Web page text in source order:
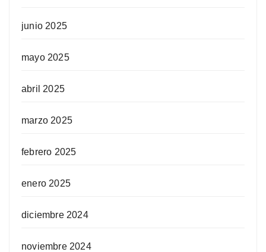
junio 2025
mayo 2025
abril 2025
marzo 2025
febrero 2025
enero 2025
diciembre 2024
noviembre 2024